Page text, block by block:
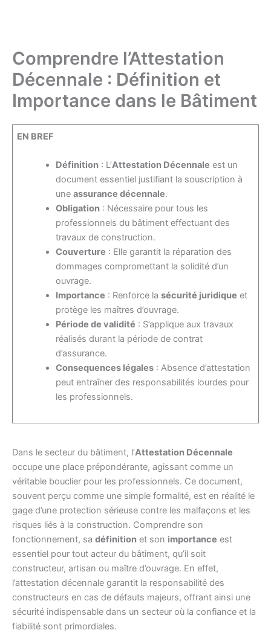
Comprendre l’Attestation
Décennale : Définition et
Importance dans le Bâtiment
EN BREF
Définition : L’Attestation Décennale est un
document essentiel justifiant la souscription à
uneassurance décennale.
Obligation : Nécessaire pour tous les
professionnels du bâtiment effectuant des
travaux de construction.
Couverture : Elle garantit la réparation des
dommages compromettant la solidité d’un
ouvrage.
Importance : Renforce lasécurité juridique et
protège les maîtres d’ouvrage.
Période de validité : S’applique aux travaux
réalisés durant la période de contrat
d’assurance.
Consequences légales : Absence d’attestation
peut entraîner des responsabilités lourdes pour
les professionnels.
Dans le secteur du bâtiment, l’Attestation Décennale
occupe une place prépondérante, agissant comme un
véritable bouclier pour les professionnels. Ce document,
souvent perçu comme une simple formalité, est en réalité le
gage d’une protection sérieuse contre les malfaçons et les
risques liés à la construction. Comprendre son
fonctionnement, sa définition et son importance est
essentiel pour tout acteur du bâtiment, qu’il soit
constructeur, artisan ou maître d’ouvrage. En effet,
l’attestation décennale garantit la responsabilité des
constructeurs en cas de défauts majeurs, offrant ainsi une
sécurité indispensable dans un secteur où la confiance et la
fiabilité sont primordiales.